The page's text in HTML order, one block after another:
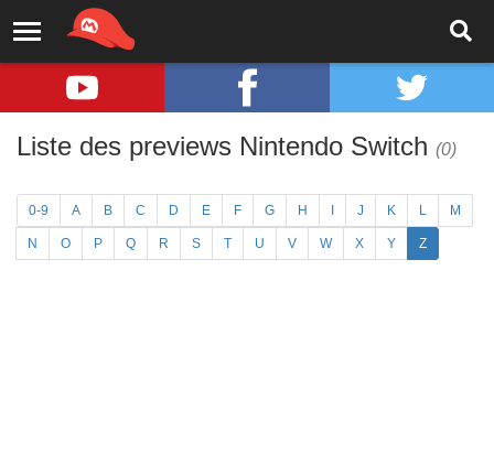
Liste des previews Nintendo Switch (0)
0-9 A B C D E F G H J K L M
N O P Q R S T U V W X Y Z